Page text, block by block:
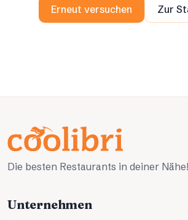
Erneut versuchen Zur
Die besten Restaurants in deiner Nähe!
Unternehmen